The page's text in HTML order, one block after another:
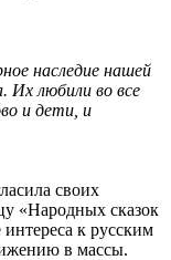
наследие нашей
Их любили во все
и дети, и
своих
«Народных сказок
к русским
в массы.